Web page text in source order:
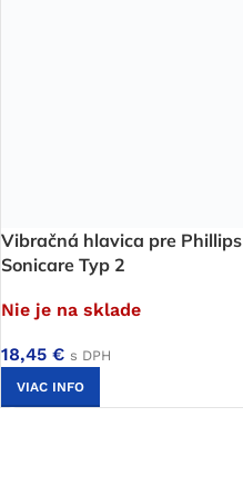
Vibračná hlavica pre Phillips
Sonicare Typ 2
Nie je na sklade
18,45 € s DPH
VIAC INFO